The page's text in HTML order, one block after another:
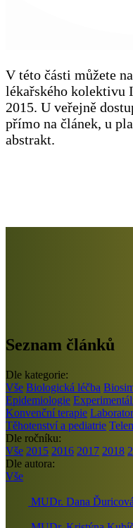
V této části můžete
lékařského kolektivu
2015. U veřejně
přímo na článek, u
abstrakt.
Seznam článků
Dle kategorie:
Vše Biologická léčba
Epidemiologie
Konvenční terapie
Těhotenství a pediatrie
Dle ročníku:
Vše 2015 2016 2017 2018
Dle autora:
Vše
MUDr. Dana